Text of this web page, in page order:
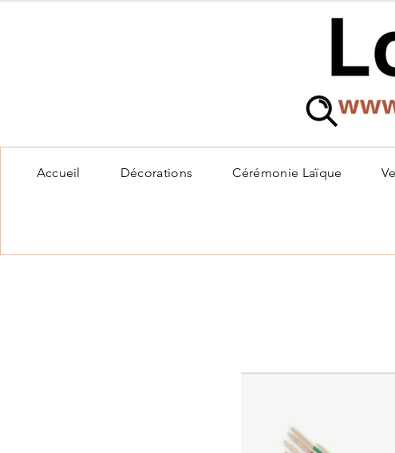
Accueil Décorations Cérémonie Laïque